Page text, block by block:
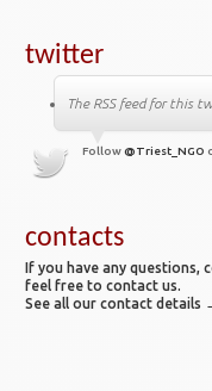
twitter
The RSS feed for this
Follow @Triest_NGO
contacts
If you have any questions,
feel free to contact us.
See all our contact details